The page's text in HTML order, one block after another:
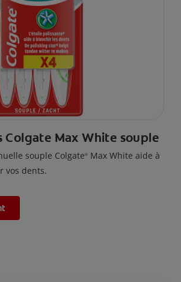
Colgate Max White souple
souple Colgate® Max White aide à
vos dents.